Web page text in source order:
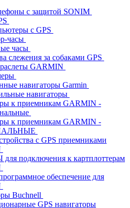
с защитой SONIM
с GPS
часы
часы
слежения за собаками GPS
GARMIN
навигаторы Garmin
навигаторы
к приемникам GARMIN -
к приемникам GARMIN -
с GPS приемниками
подключения к картплоттерам
обеспечение для
Buchnell
GPS навигаторы